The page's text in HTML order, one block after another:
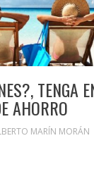
TENGA
AHORRO
MARÍN MORÁN